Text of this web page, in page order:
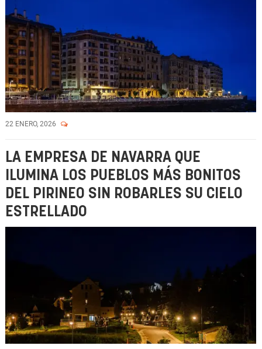
22 ENERO, 2026
LA EMPRESA DE NAVARRA QUE
ILUMINA LOS PUEBLOS MÁS BONITOS
DEL PIRINEO SIN ROBARLES SU CIELO
ESTRELLADO